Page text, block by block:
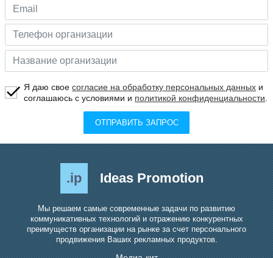
Я даю своесогласие на обработку персональных данных и
соглашаюсь с условиями и политикой конфиденциальности
ОТПРАВИТЬ ЗАПРОС
.ip Ideas Promotion
Мы решаем самые современные задачи по развитию
коммуникативных технологий и отражению конкурентных
преимуществ организации на рынке за счет персонального
продвижения Ваших рекламных продуктов.